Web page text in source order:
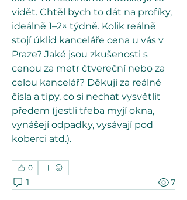
vidět. Chtěl bych to dát na profíky,
ideálně 1–2× týdně. Kolik reálně
stojí úklid kanceláře cena u vás v
Praze? Jaké jsou zkušenosti s
cenou za metr čtvereční nebo za
celou kancelář? Děkuji za reálné
čísla a tipy, co si nechat vysvětlit
předem (jestli třeba myjí okna,
vynášejí odpadky, vysávají pod
koberci atd.).
0
1 7